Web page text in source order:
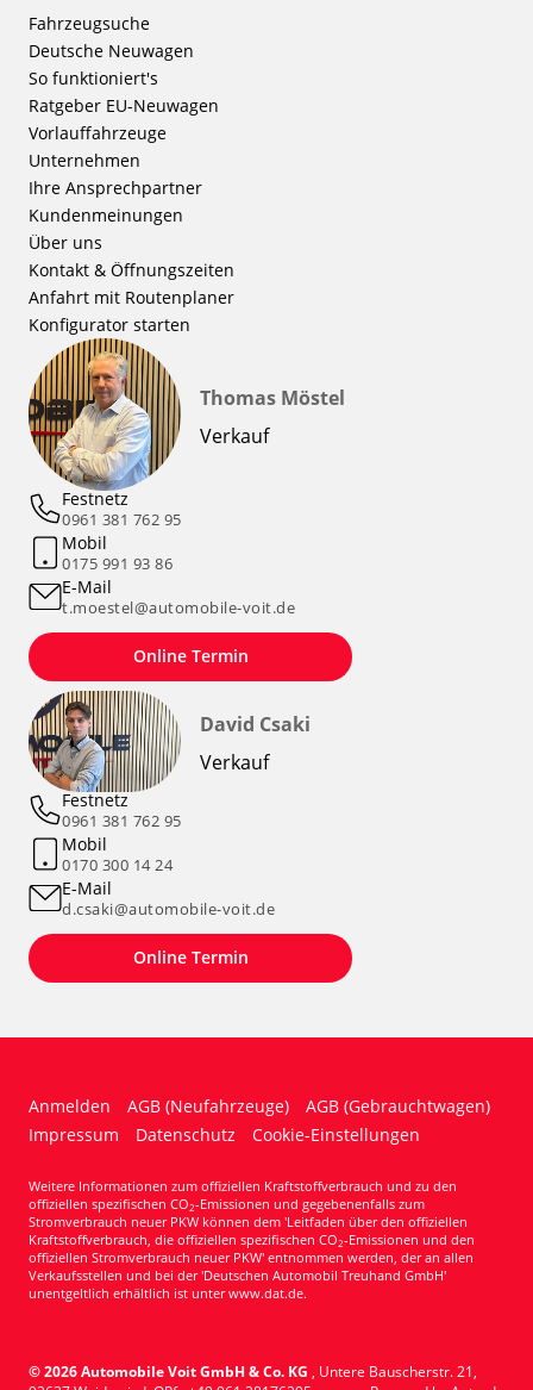
Fahrzeugsuche
Deutsche Neuwagen
So funktioniert's
Ratgeber EU-Neuwagen
Vorlauffahrzeuge
Unternehmen
Ihre Ansprechpartner
Kundenmeinungen
Über uns
Kontakt & Öffnungszeiten
Anfahrt mit Routenplaner
Konfigurator starten
Thomas Möstel
Verkauf
Festnetz
0961 381 762 95
Mobil
0175 991 93 86
E-Mail
t.moestel@automobile-voit.de
Online Termin
David Csaki
Verkauf
Festnetz
0961 381 762 95
Mobil
0170 300 14 24
E-Mail
d.csaki@automobile-voit.de
Online Termin
Anmelden AGB (Neufahrzeuge)
AGB (Gebrauchtwagen)
Impressum
Datenschutz Cookie-Einstellungen
Weitere Informationen zum offiziellen Kraftstoffverbrauch und zu den
offiziellen spezifischen CO2-Emissionen und gegebenenfalls zum
Stromverbrauch neuer PKW können dem 'Leitfaden über den offiziellen
Kraftstoffverbrauch, die offiziellen spezifischen CO2-Emissionen und den
offiziellen Stromverbrauch neuer PKW' entnommen werden, der an allen
Verkaufsstellen und bei der 'Deutschen Automobil Treuhand GmbH'
unentgeltlich erhältlich ist unter www.dat.de.
© 2026Automobile Voit GmbH & Co. KG , Untere Bauscherstr. 21,